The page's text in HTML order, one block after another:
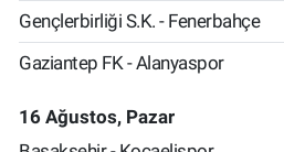
Gençlerbirliği S.K. - Fenerbahçe
Gaziantep FK - Alanyaspor
16 Ağustos, Pazar